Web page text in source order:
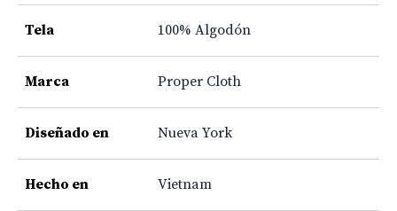
Tela 100% Algodón
Marca Proper Cloth
Diseñado en Nueva York
Hecho en Vietnam